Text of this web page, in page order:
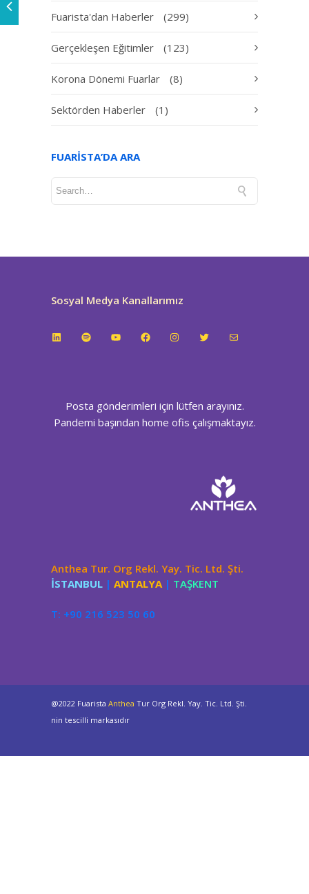
Fuarista'dan Haberler (299)
Gerçekleşen Eğitimler (123)
Korona Dönemi Fuarlar (8)
Sektörden Haberler (1)
FUARISTA’DA ARA
Sosyal Medya Kanallarımız
LinkedInSpotifyYouTubeFacebookInstagramTwitterE-posta
Posta gönderimleri için lütfen arayınız.
Pandemi başından home ofis çalışmaktayız.
Anthea Tur. Org Rekl. Yay. Tic. Ltd. Şti.
İSTANBUL | ANTALYA | TAŞKENT
T: +90 216 523 50 60
@2022 Fuarista Anthea Tur Org Rekl. Yay. Tic. Ltd. Şti.
nin tescilli markasıdır